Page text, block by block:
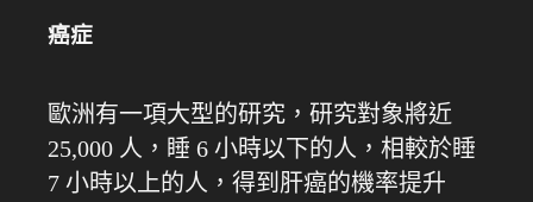
癌症
歐洲有一項大型的研究，研究對象將近
25,000 人，睡 6 小時以下的人，相較於睡
7 小時以上的人，得到肝癌的機率提升